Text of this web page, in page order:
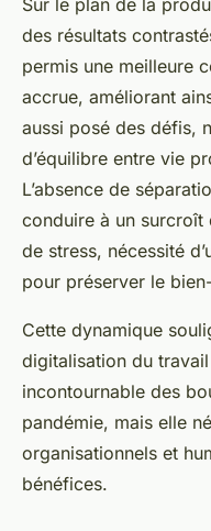
des résultats
permis une meilleure
accrue, améliorant
aussi posé des défis,
d’équilibre entre vie
L’absence de
conduire à un surcroît
de stress, nécessité
pour préserver le
Cette dynamique
digitalisation du
incontournable des
pandémie, mais elle
organisationnels et
bénéfices.